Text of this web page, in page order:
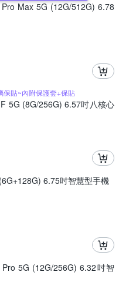
Max 5G (12G/512G) 6.78
保貼~內附保護套+保貼
5G (8G/256G) 6.57吋八核心
6.75吋智慧型手機
5G (12G/256G) 6.32吋智